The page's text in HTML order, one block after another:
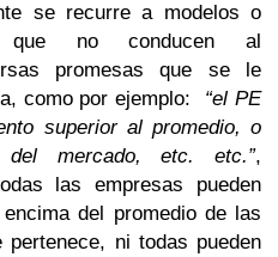
se recurre a modelos o
que no conducen al
promesas que se le
como por ejemplo: “el PE
superior al promedio, o
del mercado, etc. etc.”,
las empresas pueden
del promedio de las
ni todas pueden